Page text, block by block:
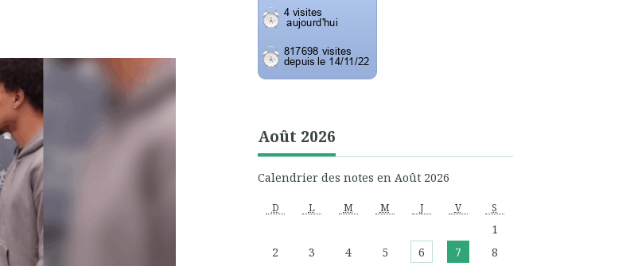
Août 2026
Calendrier des notes en Août 2026
D L M M J V S
1
2
3 4 5 6 7
8